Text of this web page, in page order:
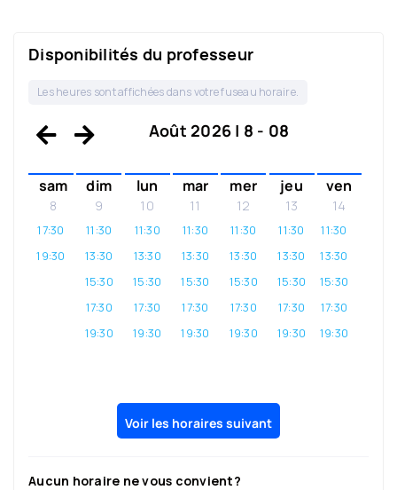
Disponibilités du professeur
Les heures sont affichées dans votre fuseau horaire.
Août 2026 | 8 - 08
sam
8
dim
9
lun
10
mar
11
mer
12
jeu
13
ven
14
17:30
19:30
11:30
13:30
15:30
17:30
19:30
11:30
13:30
15:30
17:30
19:30
11:30
13:30
15:30
17:30
19:30
11:30
13:30
15:30
17:30
19:30
11:30
13:30
15:30
17:30
19:30
11:30
13:30
15:30
17:30
19:30
Voir les horaires suivant
Aucun horaire ne vous convient?